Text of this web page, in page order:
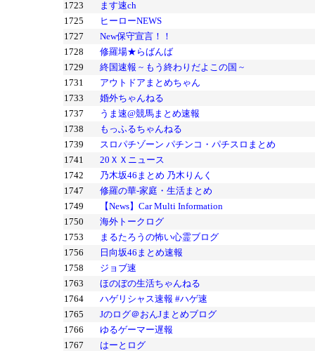
1723
ます速ch
1725
ヒーローNEWS
1727
New保守宣言！！
1728
修羅場★らばんば
1729
終国速報 ~ もう終わりだよこの国 ~
1731
アウトドアまとめちゃん
1733
婚外ちゃんねる
1737
うま速@競馬まとめ速報
1738
もっふるちゃんねる
1739
スロパチゾーン パチンコ・パチスロまとめ
1741
20ＸＸニュース
1742
乃木坂46まとめ 乃木りんく
1747
修羅の華-家庭・生活まとめ
1749
【News】Car Multi Information
1750
海外トークログ
1753
まるたろうの怖い心霊ブログ
1756
日向坂46まとめ速報
1758
ジョブ速
1763
ほのぼの生活ちゃんねる
1764
ハゲリシャス速報 #ハゲ速
1765
Jのログ＠おんJまとめブログ
1766
ゆるゲーマー遅報
1767
はーとログ